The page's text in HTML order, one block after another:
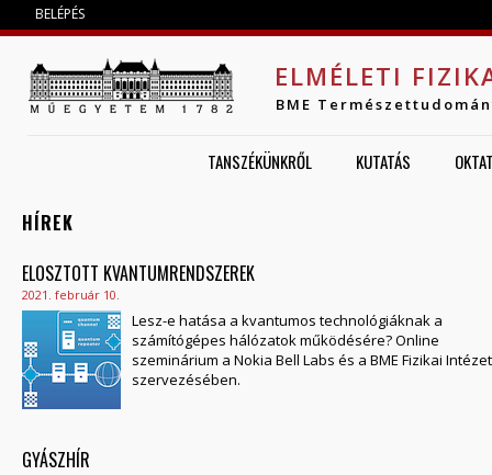
BELÉPÉS
ELMÉLETI
BME
TANSZÉKÜNKRŐL KUTATÁS
HÍREK
ELOSZTOTT KVANTUMRENDSZEREK
2021. február 10.
Lesz-e hatása a kvantumos technológiáknak a
számítógépes hálózatok működésére? Online
szeminárium a Nokia Bell Labs és a BME Fizikai Intézet
szervezésében.
GYÁSZHÍR
OLDALAK